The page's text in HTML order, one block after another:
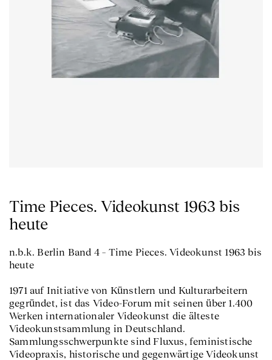
Time Pieces. Videokunst 1963 bis
heute
n.b.k. Berlin Band 4 – Time Pieces. Videokunst 1963 bis
heute
1971 auf Initiative von Künstlern und Kulturarbeitern
gegründet, ist das Video-Forum mit seinen über 1.400
Werken internationaler Videokunst die älteste
Videokunstsammlung in Deutschland.
Sammlungsschwerpunkte sind Fluxus, feministische
Videopraxis, historische und gegenwärtige Videokunst